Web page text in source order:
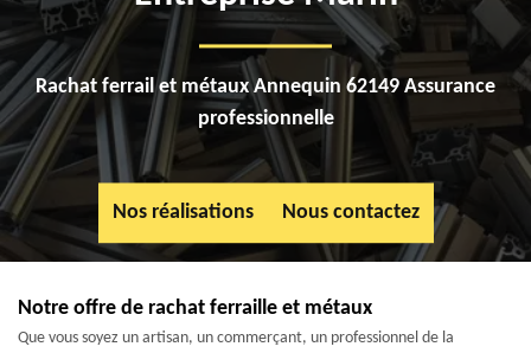
Rachat ferrail et métaux Annequin 62149 Assurance
professionnelle
Nos réalisations Nous contactez
Notre offre de rachat ferraille et métaux
Que vous soyez un artisan, un commerçant, un professionnel de la